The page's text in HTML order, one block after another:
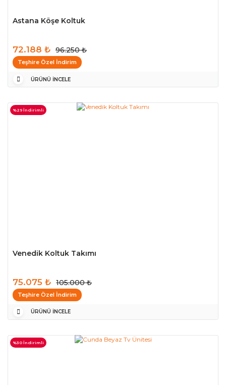
Astana Köşe Koltuk
72.188 ₺ 96.250 ₺
Teşhire Özel İndirim
ÜRÜNÜ İNCELE
%29 İndirimli
Venedik Koltuk Takımı
75.075 ₺ 105.000 ₺
Teşhire Özel İndirim
ÜRÜNÜ İNCELE
%30 İndirimli